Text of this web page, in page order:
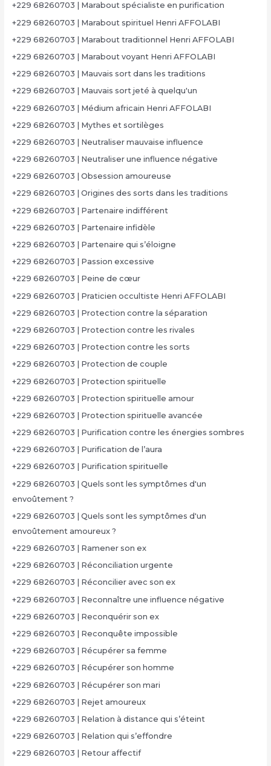
+229 68260703 | Marabout spécialiste en purification
+229 68260703 | Marabout spirituel Henri AFFOLABI
+229 68260703 | Marabout traditionnel Henri AFFOLABI
+229 68260703 | Marabout voyant Henri AFFOLABI
+229 68260703 | Mauvais sort dans les traditions
+229 68260703 | Mauvais sort jeté à quelqu'un
+229 68260703 | Médium africain Henri AFFOLABI
+229 68260703 | Mythes et sortilèges
+229 68260703 | Neutraliser mauvaise influence
+229 68260703 | Neutraliser une influence négative
+229 68260703 | Obsession amoureuse
+229 68260703 | Origines des sorts dans les traditions
+229 68260703 | Partenaire indifférent
+229 68260703 | Partenaire infidèle
+229 68260703 | Partenaire qui s’éloigne
+229 68260703 | Passion excessive
+229 68260703 | Peine de cœur
+229 68260703 | Praticien occultiste Henri AFFOLABI
+229 68260703 | Protection contre la séparation
+229 68260703 | Protection contre les rivales
+229 68260703 | Protection contre les sorts
+229 68260703 | Protection de couple
+229 68260703 | Protection spirituelle
+229 68260703 | Protection spirituelle amour
+229 68260703 | Protection spirituelle avancée
+229 68260703 | Purification contre les énergies sombres
+229 68260703 | Purification de l’aura
+229 68260703 | Purification spirituelle
+229 68260703 | Quels sont les symptômes d'un
envoûtement ?
+229 68260703 | Quels sont les symptômes d'un
envoûtement amoureux ?
+229 68260703 | Ramener son ex
+229 68260703 | Réconciliation urgente
+229 68260703 | Réconcilier avec son ex
+229 68260703 | Reconnaître une influence négative
+229 68260703 | Reconquérir son ex
+229 68260703 | Reconquête impossible
+229 68260703 | Récupérer sa femme
+229 68260703 | Récupérer son homme
+229 68260703 | Récupérer son mari
+229 68260703 | Rejet amoureux
+229 68260703 | Relation à distance qui s’éteint
+229 68260703 | Relation qui s’effondre
+229 68260703 | Retour affectif